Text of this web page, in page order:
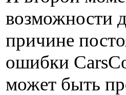
возможности
причине
ошибки
может быть